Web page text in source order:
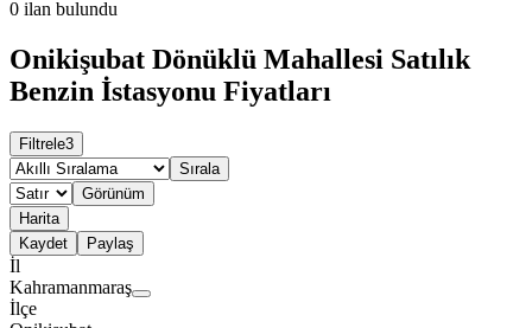
0 ilan bulundu
Onikişubat Dönüklü Mahallesi Satılık
Benzin İstasyonu Fiyatları
Filtrele3
Sırala
Görünüm
Harita
Kaydet
Paylaş
İl
Kahramanmaraş
İlçe